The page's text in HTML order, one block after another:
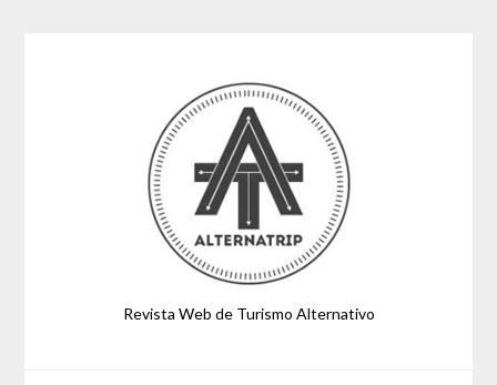
Revista Web de Turismo Alternativo